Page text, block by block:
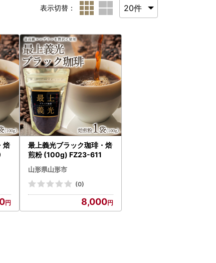
表示切替：
焙
最上義光ブラック珈琲・焙
煎粉 (100g) FZ23-611
山形県山形市
(0)
8,000